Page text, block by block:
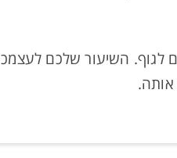
לגוף. השיעור שלכם
אותה.